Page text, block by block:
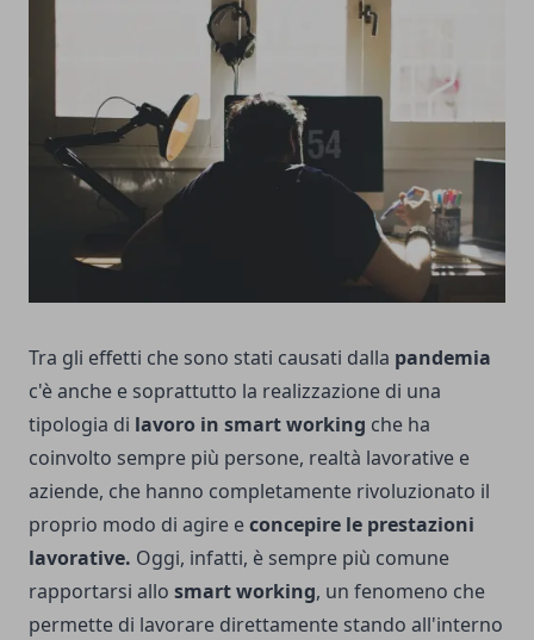
Tra gli effetti che sono stati causati dalla pandemia
c'è anche e soprattutto la realizzazione di una
tipologia di lavoro in smart working che ha
coinvolto sempre più persone, realtà lavorative e
aziende, che hanno completamente rivoluzionato il
proprio modo di agire econcepire le prestazioni
lavorative. Oggi, infatti, è sempre più comune
rapportarsi allo smart working, un fenomeno che
permette di lavorare direttamente stando all'interno